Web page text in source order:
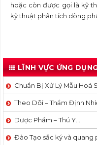
hoặc còn được gọi là kỹ
kỹ thuật phân tích dòng
LĨNH VỰC ỨNG
Chuẩn Bị Xử Lý Mẫu Hoá
Theo Dõi – Thẩm Định
Dược Phẩm – Thú Y…
Đào Tạo sắc ký và